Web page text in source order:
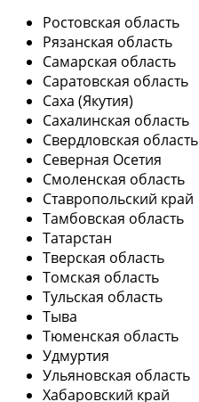
Ростовская область
Рязанская область
Самарская область
Саратовская область
Саха (Якутия)
Сахалинская область
Свердловская область
Северная Осетия
Смоленская область
Ставропольский край
Тамбовская область
Татарстан
Тверская область
Томская область
Тульская область
Тыва
Тюменская область
Удмуртия
Ульяновская область
Хабаровский край